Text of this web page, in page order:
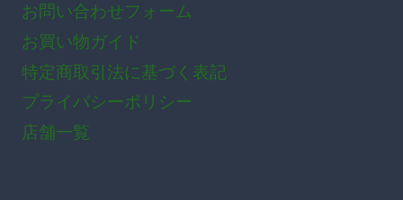
お問い合わせフォーム
お買い物ガイド
特定商取引法に基づく表記
プライバシーポリシー
店舗一覧